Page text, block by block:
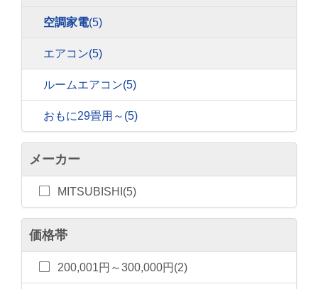
空調家電(5)
エアコン(5)
ルームエアコン(5)
おもに29畳用～ (5)
メーカー
MITSUBISHI(5)
価格帯
200,001円～300,000円(2)